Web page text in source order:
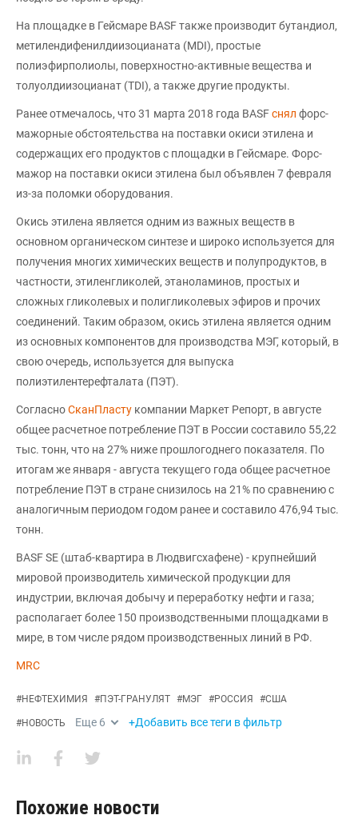
На площадке в Гейсмаре BASF также производит бутандиол,
метилендифенилдиизоцианата (MDI), простые
полиэфирполиолы, поверхностно-активные вещества и
толуолдиизоцианат (TDI), а также другие продукты.
Ранее отмечалось, что 31 марта 2018 года BASFснял форс-
мажорные обстоятельства на поставки окиси этилена и
содержащих его продуктов с площадки в Гейсмаре. Форс-
мажор на поставки окиси этилена был объявлен 7 февраля
из-за поломки оборудования.
Окись этилена является одним из важных веществ в
основном органическом синтезе и широко используется для
получения многих химических веществ и полупродуктов, в
частности, этиленгликолей, этаноламинов, простых и
сложных гликолевых и полигликолевых эфиров и прочих
соединений. Таким образом, окись этилена является одним
из основных компонентов для производства МЭГ, который, в
свою очередь, используется для выпуска
полиэтилентерефталата (ПЭТ).
СогласноСканПласту компании Маркет Репорт, в августе
общее расчетное потребление ПЭТ в России составило 55,22
тыс. тонн, что на 27% ниже прошлогоднего показателя. По
итогам же января - августа текущего года общее расчетное
потребление ПЭТ в стране снизилось на 21% по сравнению с
аналогичным периодом годом ранее и составило 476,94 тыс.
тонн.
BASF SE (штаб-квартира в Людвигсхафене) - крупнейший
мировой производитель химической продукции для
индустрии, включая добычу и переработку нефти и газа;
располагает более 150 производственными площадками в
мире, в том числе рядом производственных линий в РФ.
MRC
#НЕФТЕХИМИЯ #ПЭТ-ГРАНУЛЯТ #МЭГ #РОССИЯ #США
#НОВОСТЬ Еще 6 +Добавить все теги в фильтр
Похожие новости